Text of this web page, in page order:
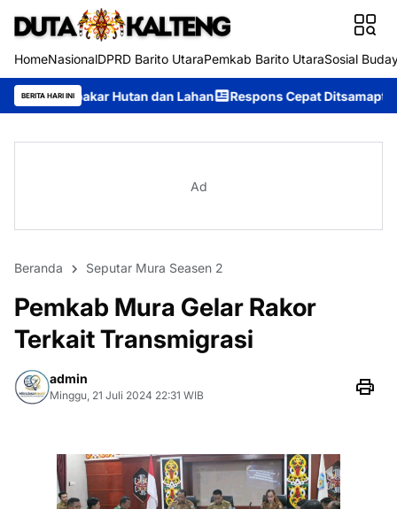
HomeNasionalDPRD Barito UtaraPemkab Barito UtaraSosial
BERITA HARI INI
dan Lahan Respons Cepat Ditsamapta Polda Kalteng
Ad
Beranda Seputar Mura Seasen 2
Pemkab Mura Gelar Rakor
Terkait Transmigrasi
admin
Minggu, 21 Juli 2024 22:31 WIB